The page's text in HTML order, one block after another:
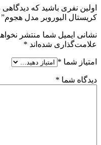
اولین نفری باشید که
کریستال الیوروبر مدل هجوم”
نشانی ایمیل شما منتشر
علامت‌گذاری شده‌اند *
امتیاز شما *
دیدگاه شما *